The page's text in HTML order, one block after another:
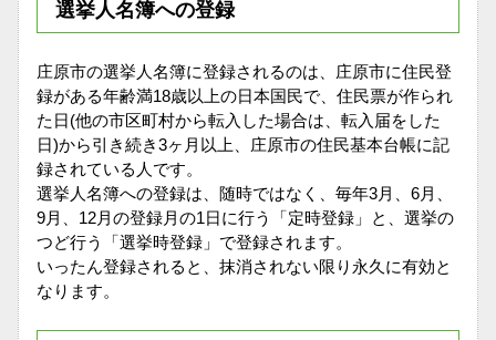
選挙人名簿への登録
庄原市の選挙人名簿に登録されるのは、庄原市に住民登
録がある年齢満18歳以上の日本国民で、住民票が作られ
た日(他の市区町村から転入した場合は、転入届をした
日)から引き続き3ヶ月以上、庄原市の住民基本台帳に記
録されている人です。
選挙人名簿への登録は、随時ではなく、毎年3月、6月、
9月、12月の登録月の1日に行う「定時登録」と、選挙の
つど行う「選挙時登録」で登録されます。
いったん登録されると、抹消されない限り永久に有効と
なります。